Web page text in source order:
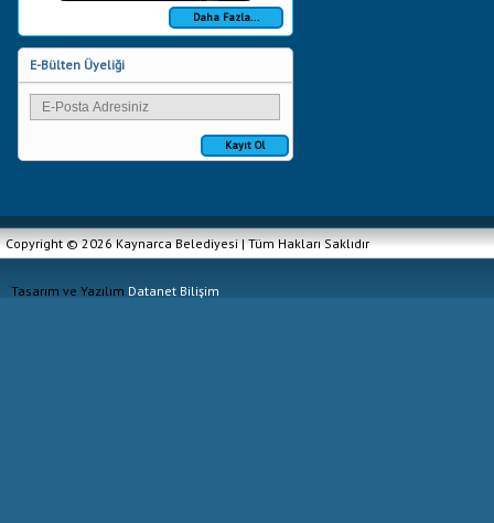
Daha Fazla...
E-Bülten Üyeliği
Kayıt Ol
Copyright © 2026 Kaynarca Belediyesi | Tüm Hakları Saklıdır
Tasarım ve Yazılım Datanet Bilişim